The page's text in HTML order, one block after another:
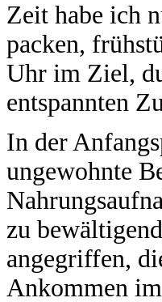
Zeit habe ich
packen,
Uhr im Ziel,
entspannten
In der
ungewohnte
zu
angegriffen,
Ankommen